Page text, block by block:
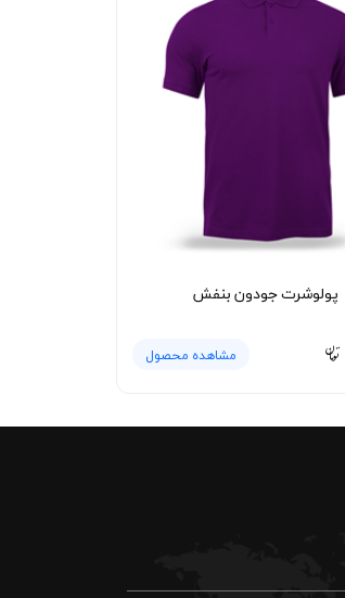
پولوشرت جودون بنفش
مشاهده محصول